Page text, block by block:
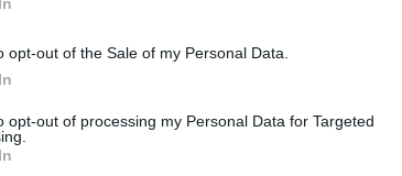
opt-out of the Sale of my Personal Data.
opt-out of processing my Personal Data for Targeted
indulva először a piros
jelzésű utakon közelítjük meg a
6,7 km, a szintemelkedés pedig 277 m.